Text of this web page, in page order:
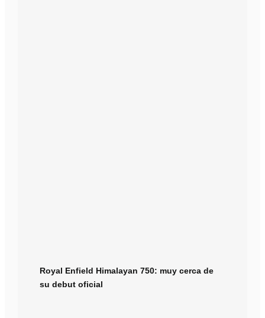
Royal Enfield Himalayan 750: muy cerca de
su debut oficial